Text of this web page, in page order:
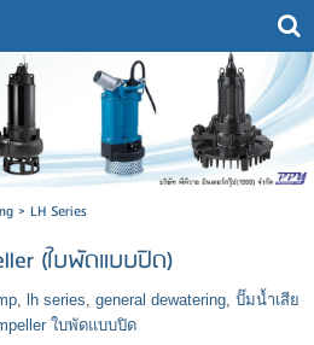
> LH Series
(ใบพัดแบบปิด)
, lh series, general dewatering, ปั๊มน้ำเสีย
ใบพัดแบบปิด